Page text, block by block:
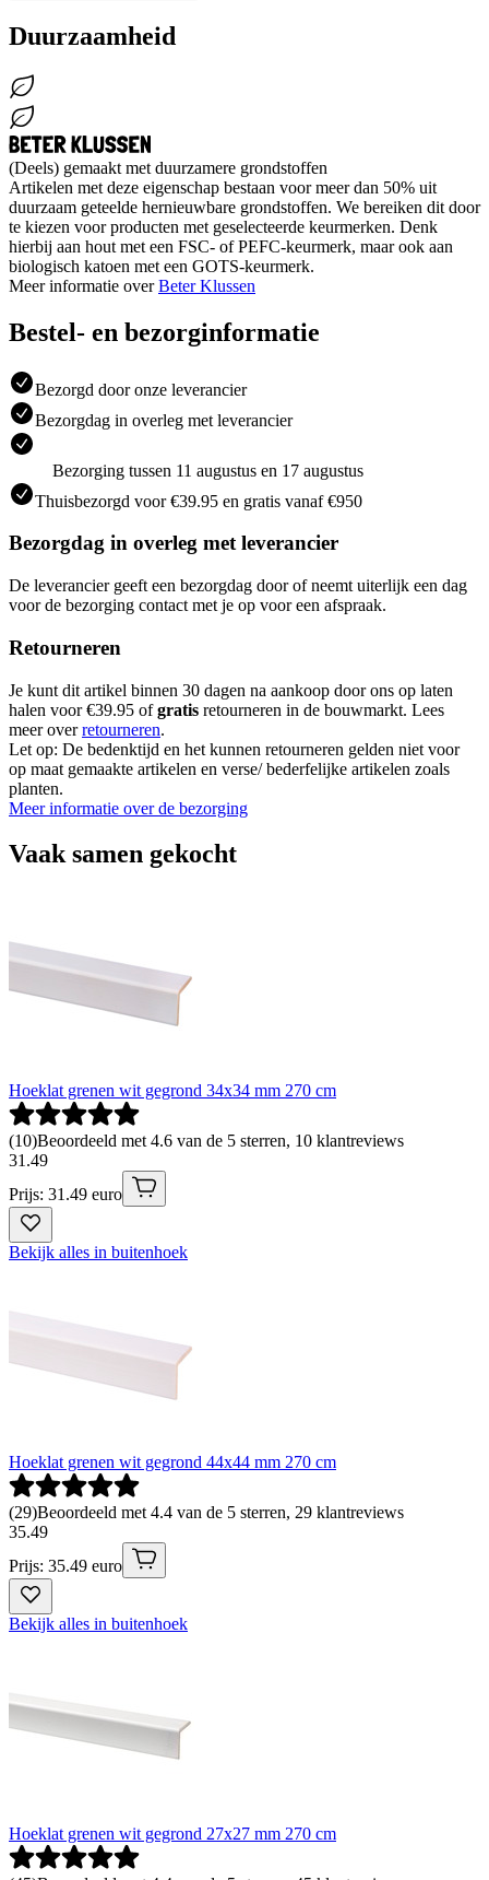
Duurzaamheid
(Deels) gemaakt met duurzamere grondstoffen
Artikelen met deze eigenschap bestaan voor meer dan 50% uit
duurzaam geteelde hernieuwbare grondstoffen. We bereiken dit door
te kiezen voor producten met geselecteerde keurmerken. Denk
hierbij aan hout met een FSC- of PEFC-keurmerk, maar ook aan
biologisch katoen met een GOTS-keurmerk.
Meer informatie overBeter Klussen
Bestel- en bezorginformatie
Bezorgd door onze leverancier
Bezorgdag in overleg met leverancier
Bezorging tussen 11 augustus en 17 augustus
Thuisbezorgd voor €39.95 en gratis vanaf €950
Bezorgdag in overleg met leverancier
De leverancier geeft een bezorgdag door of neemt uiterlijk een dag
voor de bezorging contact met je op voor een afspraak.
Retourneren
Je kunt dit artikel binnen 30 dagen na aankoop door ons op laten
halen voor €39.95 ofgratis retourneren in de bouwmarkt. Lees
meer overretourneren.
Let op: De bedenktijd en het kunnen retourneren gelden niet voor
op maat gemaakte artikelen en verse/ bederfelijke artikelen zoals
planten.
Meer informatie over de bezorging
Vaak samen gekocht
Hoeklat grenen wit gegrond 34x34 mm 270 cm
(10)Beoordeeld met 4.6 van de 5 sterren, 10 klantreviews
31 .49
Prijs: 31.49 euro
Bekijk alles in buitenhoek
Hoeklat grenen wit gegrond 44x44 mm 270 cm
(29)Beoordeeld met 4.4 van de 5 sterren, 29 klantreviews
35.49
Prijs: 35.49 euro
Bekijk alles in buitenhoek
Hoeklat grenen wit gegrond 27x27 mm 270 cm